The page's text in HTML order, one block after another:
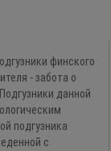
финского
- забота о
данной
подгузника
с